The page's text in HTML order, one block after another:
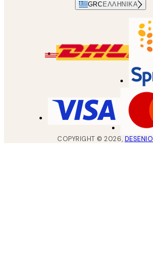
GRC ΕΛΛΗΝΙΚΆ
COPYRIGHT ©2026, DESENIO